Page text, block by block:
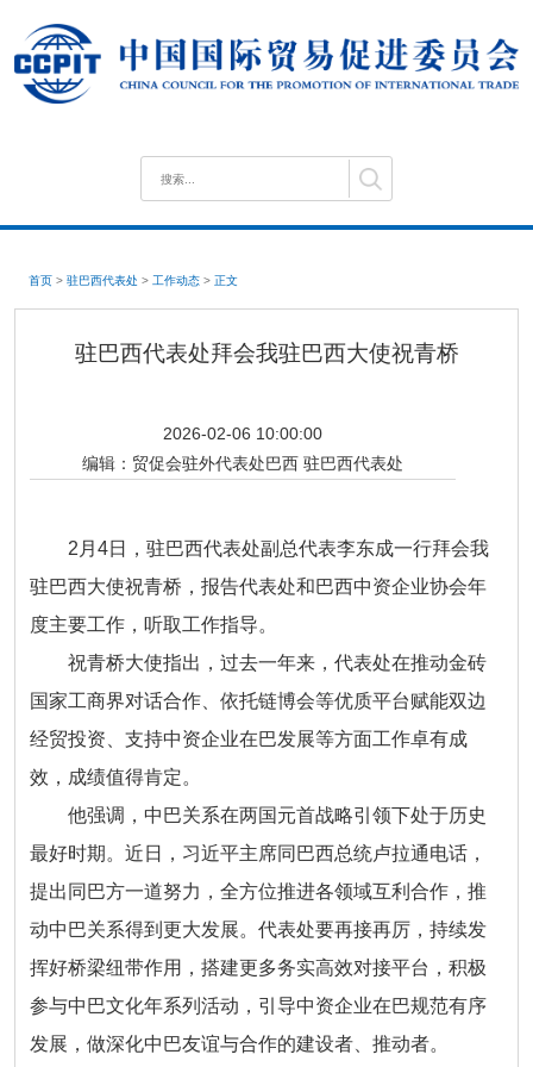
首页 > 驻巴西代表处 > 工作动态 > 正文
驻巴西代表处拜会我驻巴西大使祝青桥
2026-02-06 10:00:00
编辑： 贸促会驻外代表处巴西 驻巴西代表处
2月4日，驻巴西代表处副总代表李东成一行拜会我
驻巴西大使祝青桥，报告代表处和巴西中资企业协会年
度主要工作，听取工作指导。
祝青桥大使指出，过去一年来，代表处在推动金砖
国家工商界对话合作、依托链博会等优质平台赋能双边
经贸投资、支持中资企业在巴发展等方面工作卓有成
效，成绩值得肯定。
他强调，中巴关系在两国元首战略引领下处于历史
最好时期。近日，习近平主席同巴西总统卢拉通电话，
提出同巴方一道努力，全方位推进各领域互利合作，推
动中巴关系得到更大发展。代表处要再接再厉，持续发
挥好桥梁纽带作用，搭建更多务实高效对接平台，积极
参与中巴文化年系列活动，引导中资企业在巴规范有序
发展，做深化中巴友谊与合作的建设者、推动者。